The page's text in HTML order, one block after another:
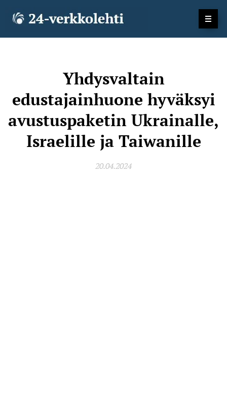
Yhdysvaltain
edustajainhuone hyväksyi
avustuspaketin Ukrainalle,
Israelille ja Taiwanille
20.04.2024